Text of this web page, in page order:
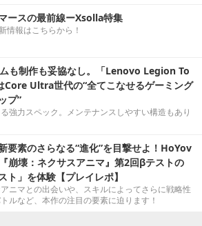
ースの最前線ーXsolla特集
情報はこちらから！
も制作も妥協なし。「Lenovo Legion To
Core Ultra世代の“全てこなせるゲーミング
プ”
強力スペック。メンテナンスしやすい構造もあり
要素のさらなる“進化”を目撃せよ！HoYov
崩壊：ネクサスアニマ』第2回βテストの
ト」を体験【プレイレポ】
ニマとの出会いや、スキルによってさらに戦略性
ルなど、本作の注目の要素に迫ります！